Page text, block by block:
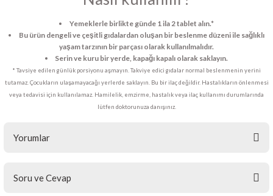
Yemeklerle birlikte günde 1 ila 2 tablet alın.*
Bu ürün dengeli ve çeşitli gıdalardan oluşan bir beslenme düzeni ile sağlıklı
yaşam tarzının bir parçası olarak kullanılmalıdır.
Serin ve kuru bir yerde, kapağı kapalı olarak saklayın.
* Tavsiye edilen günlük porsiyonu aşmayın. Takviye edici gıdalar normal beslenmenin yerini
tutamaz. Çocukların ulaşamayacağı yerlerde saklayın. Bu bir ilaç değildir. Hastalıkların önlenmesi
veya tedavisi için kullanılamaz. Hamilelik, emzirme, hastalık veya ilaç kullanımı durumlarında
lütfen doktorunuza danışınız.
Yorumlar
Soru ve Cevap